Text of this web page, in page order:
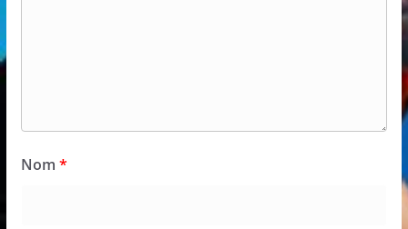
Nom *